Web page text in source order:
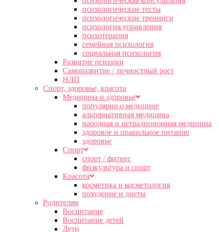
психологические тесты
психологические тренинги
психология управления
психотерапия
семейная психология
социальная психология
Развитие психики
Саморазвитие / личностный рост
НЛП
Спорт, здоровье, красота
Медицина и здоровье
популярно о медицине
альтернативная медицина
народная и нетрадиционная медицина
здоровое и правильное питание
здоровье
Спорт
спорт / фитнес
физкультура и спорт
Красота
косметика и косметология
похудение и диеты
Родителям
Воспитание
Воспитание детей
Дети